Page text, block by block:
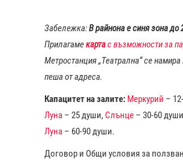
Забележка:В райнона е синя зона до
Прилагамекартас възможности за
Метростанция „Театрална“ се намира
пеша от адреса.
Капацитет на залите: Меркурий –
Луна – 25 души, Слънце – 30-60
Луна – 60-90 души.
Договор и Общи условия за
2:00
4:00
5:00